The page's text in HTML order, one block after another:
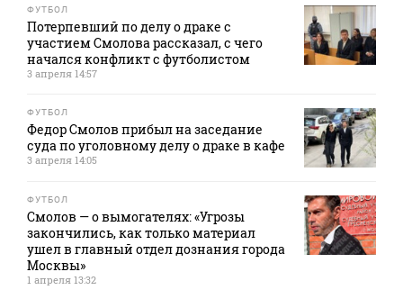
ФУТБОЛ
Потерпевший по делу о драке с
участием Смолова рассказал, с чего
начался конфликт с футболистом
3 апреля 14:57
ФУТБОЛ
Федор Смолов прибыл на заседание
суда по уголовному делу о драке в кафе
3 апреля 14:05
ФУТБОЛ
Смолов — о вымогателях: «Угрозы
закончились, как только материал
ушел в главный отдел дознания города
Москвы»
1 апреля 13:32